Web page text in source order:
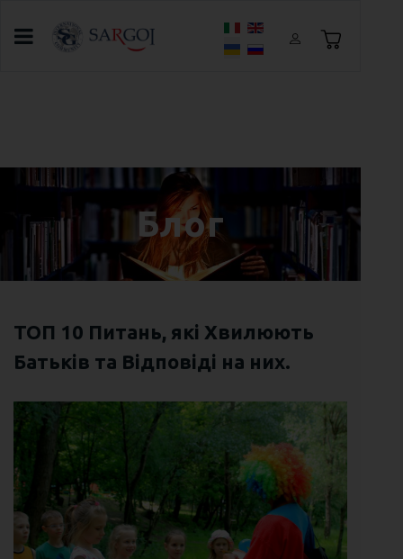
Оберіть свою мову
Блог
ТОП 10 Питань, які Хвилюють
Батьків та Відповіді на них.